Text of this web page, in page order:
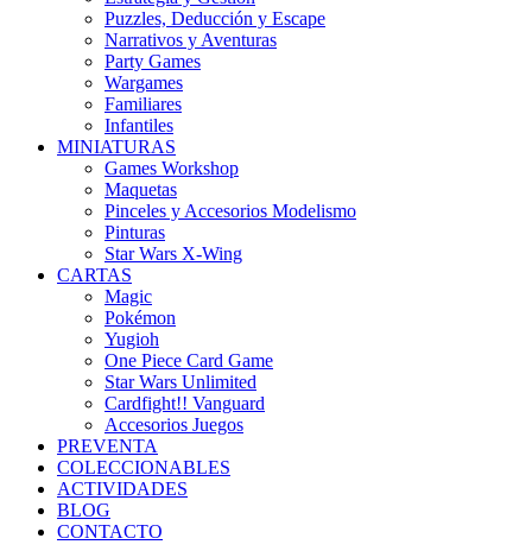
Puzzles, Deducción y Escape
Narrativos y Aventuras
Party Games
Wargames
Familiares
Infantiles
MINIATURAS
Games Workshop
Maquetas
Pinceles y Accesorios Modelismo
Pinturas
Star Wars X-Wing
CARTAS
Magic
Pokémon
Yugioh
One Piece Card Game
Star Wars Unlimited
Cardfight!! Vanguard
Accesorios Juegos
PREVENTA
COLECCIONABLES
ACTIVIDADES
BLOG
CONTACTO